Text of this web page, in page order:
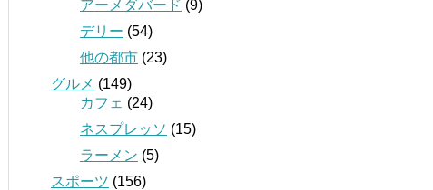
アーメダバード (9)
デリー (54)
他の都市 (23)
グルメ (149)
カフェ (24)
ネスプレッソ (15)
ラーメン (5)
スポーツ (156)